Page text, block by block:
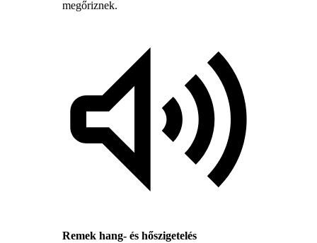
megőriznek.
Remek hang- és hőszigetelés